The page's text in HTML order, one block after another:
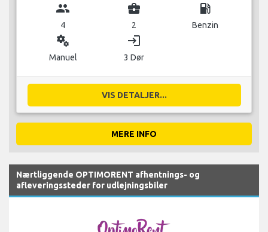
group
4
business_center
2
local_gas_station
Benzin
miscellaneous_services
Manuel
login
3 Dør
VIS DETALJER...
MERE INFO
Nærtliggende OPTIMORENT afhentnings- og
afleveringssteder for udlejningsbiler